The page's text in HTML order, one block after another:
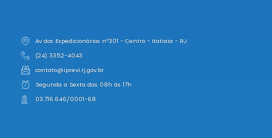
Av dos Expedicionários nº301 - Centro - Itatiaia - RJ
(24) 3352-4043
contato@iprevi.rj.gov.br
Segunda a Sexta das 08h às 17h
03.716.646/0001-68